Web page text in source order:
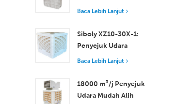
Tingkap Penyejukan
hingga Sederhana
Baca Lebih Lanjut
Siboly XZ10-30X-1:
Penyejuk Udara
Pengewapan
m3/j
Baca Lebih Lanjut
18000 m³/j Penyejuk
Udara Mudah Alih